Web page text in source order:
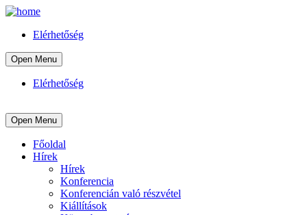
Elérhetőség
Open Menu
Elérhetőség
Open Menu
Főoldal
Hírek
Hírek
Konferencia
Konferencián való részvétel
Kiállítások